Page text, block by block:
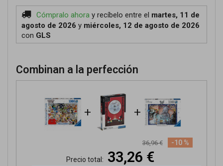
Cómpralo ahora y recíbelo entre el martes, 11 de
agosto de 2026 y miércoles, 12 de agosto de 2026
con GLS
Combinan a la perfección
+ +
36,96 € -10 %
Precio total: 33,26 €